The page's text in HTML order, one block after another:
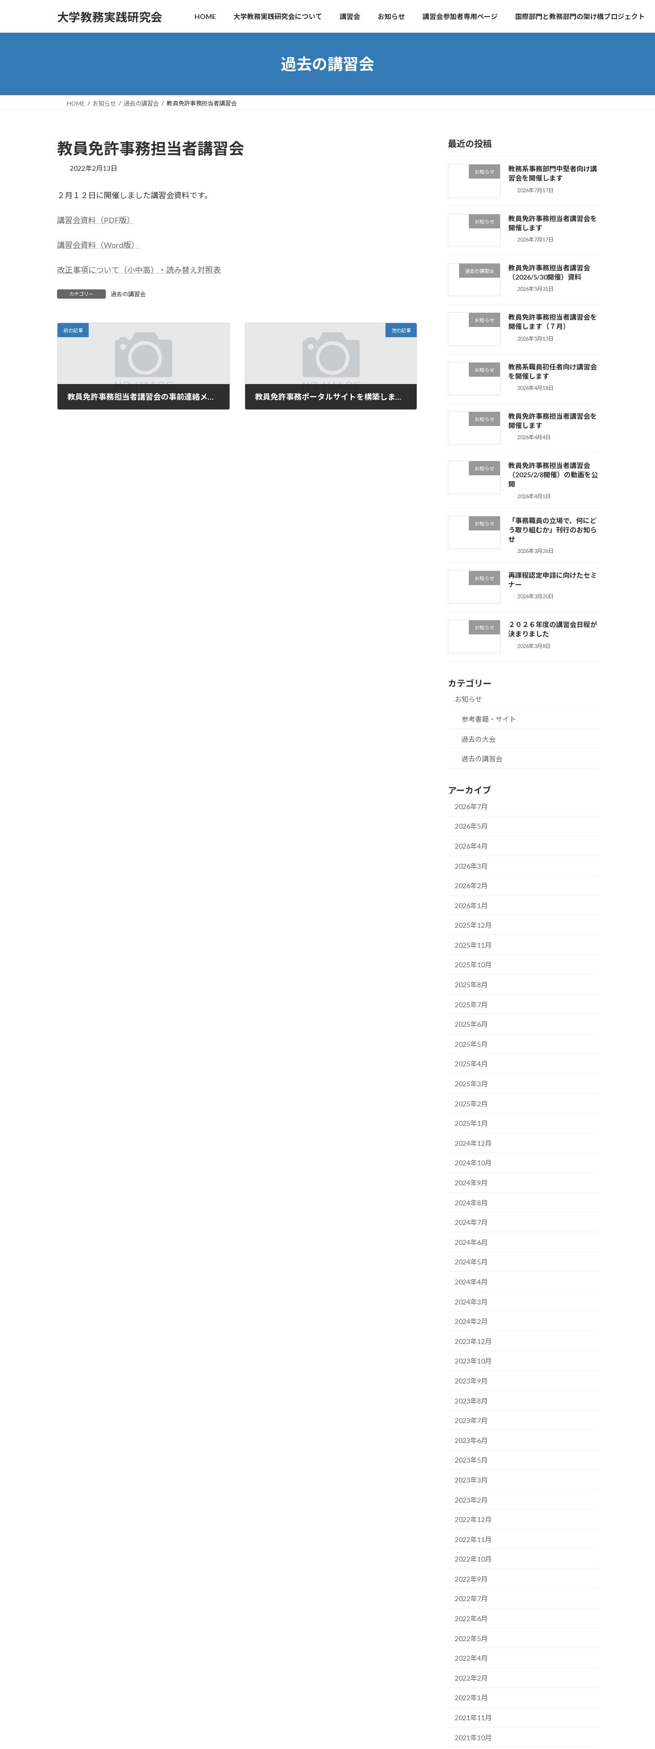
大学教務実践研究会 HOME 大学教務実践研究会について 講習会 お知らせ 講習会参加者専用ページ 国際部門と教務部門の架け橋プロジェクト
過去の講習会
HOME お知らせ 過去の講習会 教員免許事務担当者講習会
教員免許事務担当者講習会
2022年2月13日
２月１２日に開催しました講習会資料です。
講習会資料（PDF版）
講習会資料（Word版）
改正事項について（小中高）・読み替え対照表
カテゴリー 過去の講習会
前の記事 次の記事
最近の投稿
お知らせ
教務系事務部門中堅者向け講
習会を開催します
2026年7月17日
お知らせ
教員免許事務担当者講習会を
開催します
2026年7月17日
過去の講習会
教員免許事務担当者講習会
（2026/5/30開催）資料
2026年5月31日
お知らせ
教員免許事務担当者講習会を
開催します（７月）
2026年5月13日
お知らせ
教務系職員初任者向け講習会
を開催します
2026年4月18日
お知らせ
教員免許事務担当者講習会を
開催します
2026年4月4日
お知らせ
教員免許事務担当者講習会
（2025/2/8開催）の動画を公
開
2026年4月1日
お知らせ
「事務職員の立場で、何にど
う取り組むか」刊行のお知ら
せ
2026年3月26日
お知らせ
再課程認定申請に向けたセミ
ナー
2026年3月20日
お知らせ
２０２６年度の講習会日程が
決まりました
2026年3月8日
カテゴリー
お知らせ
参考書籍・サイト
過去の大会
過去の講習会
アーカイブ
2026年7月
2026年5月
2026年4月
2026年3月
2026年2月
2026年1月
2025年12月
2025年11月
2025年10月
2025年8月
2025年7月
2025年6月
2025年5月
2025年4月
2025年3月
2025年2月
2025年1月
2024年12月
2024年10月
2024年9月
2024年8月
2024年7月
2024年6月
2024年5月
2024年4月
2024年3月
2024年2月
2023年12月
2023年10月
2023年9月
2023年8月
2023年7月
2023年6月
2023年5月
2023年3月
2023年2月
2022年12月
2022年11月
2022年10月
2022年9月
2022年7月
2022年6月
2022年5月
2022年4月
2022年2月
2022年1月
2021年11月
2021年10月